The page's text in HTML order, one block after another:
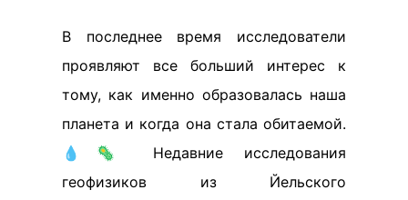
В последнее время исследователи
проявляют все больший интерес к
тому, как именно образовалась наша
планета и когда она стала обитаемой.
💧🦠 Недавние исследования
геофизиков из Йельского